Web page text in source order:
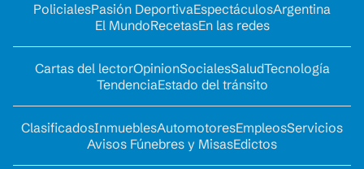
PolicialesPasión DeportivaEspectáculosArgentina
El MundoRecetasEn las redes
Cartas del lectorOpinionSocialesSaludTecnología
TendenciaEstado del tránsito
ClasificadosInmueblesAutomotoresEmpleosServicios
Avisos Fúnebres y MisasEdictos